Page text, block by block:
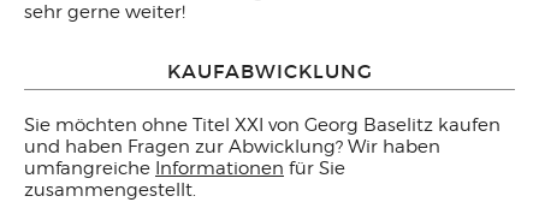
sehr gerne weiter!
KAUFABWICKLUNG
Sie möchten ohne Titel XXI von Georg Baselitz kaufen
und haben Fragen zur Abwicklung? Wir haben
umfangreiche Informationen für Sie
zusammengestellt.